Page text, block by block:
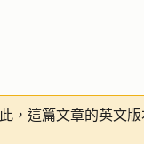
，這篇文章的英文